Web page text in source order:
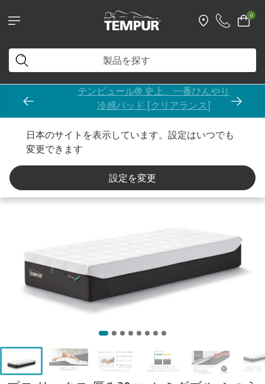
0
テンピュール® 史上、一番ひんやり
冷感パッド [クリアランス]
日本のサイトを表示しています。設定はいつでも
変更できます
設定を変更
ホーム マットレス プロ